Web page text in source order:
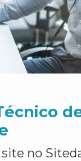
site no